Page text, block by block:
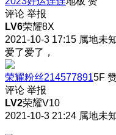
评论 举报
LV6荣耀8X
2021-10-3 17:15 属地未
爱了爱了，
荣耀粉丝2145778915F
评论 举报
LV2荣耀V10
2021-10-3 21:24 属地未